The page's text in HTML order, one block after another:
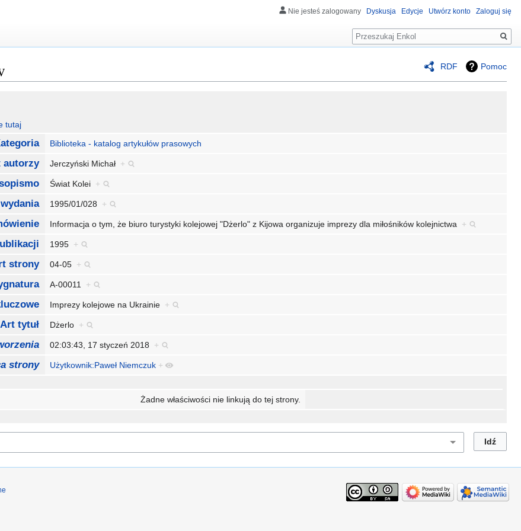
RDF Pomoc
tutaj
Biblioteka - katalog artykułów prasowych
autorzy Jerczyński Michał +
Świat Kolei +
1995/01/028 +
Informacja o tym, że biuro turystyki kolejowej "Dżerlo" z Kijowa organizuje imprezy dla miłośników kolejnictwa +
1995 +
strony 04-05 +
A-00011 +
Imprezy kolejowe na Ukrainie +
Art tytuł Dżerlo +
02:03:43, 17 styczeń 2018 +
strony Użytkownik:Paweł Niemczuk +
Żadne właściwości nie linkują do tej strony.
Nie jesteś zalogowany Dyskusja Edycje Utwórz konto Zaloguj się
Szukaj